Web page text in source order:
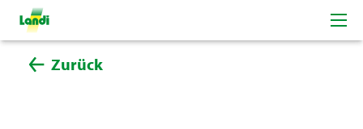
Zurück